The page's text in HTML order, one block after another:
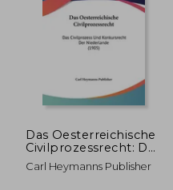
$ 79.741
Das Oesterreichische
Civilprozessrecht: Das
Civilprozess Und
Konkursrecht Der
Carl Heymanns Publisher